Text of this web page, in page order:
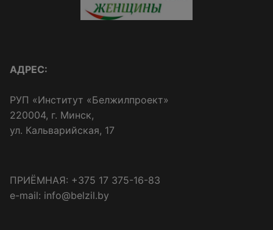
АДРЕС:
РУП «Институт «Белжилпроект»
220004, г. Минск,
ул. Кальварийская, 17
ПРИЁМНАЯ: +375 17 375-16-83
e-mail: info@belzil.by